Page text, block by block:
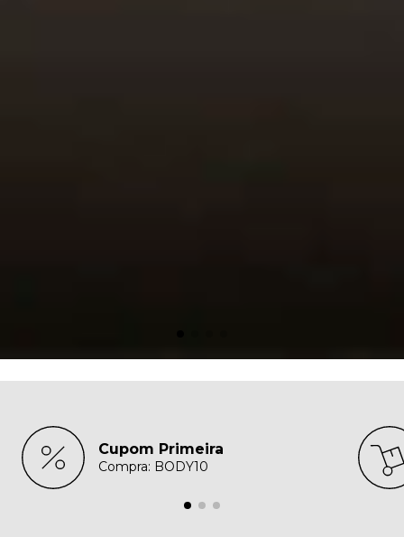
Cupom Primeira
Compra: BODY10